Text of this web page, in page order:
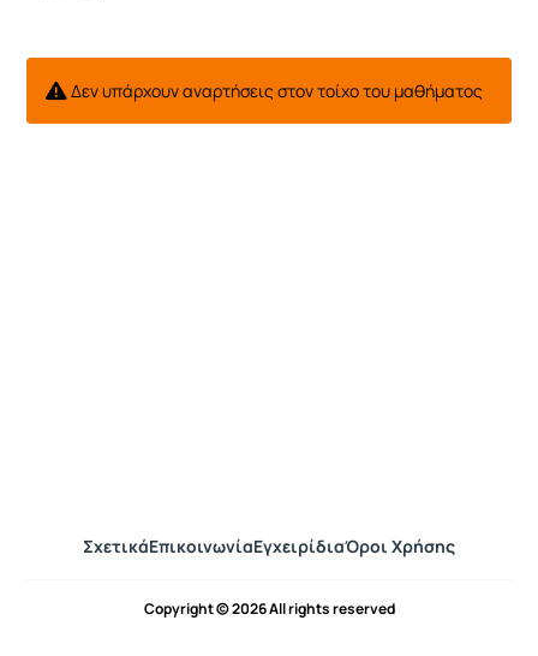
Δεν υπάρχουν αναρτήσεις στον τοίχο του μαθήματος
ΣχετικάΕπικοινωνίαΕγχειρίδιαΌροι Χρήσης
Copyright © 2026 All rights reserved